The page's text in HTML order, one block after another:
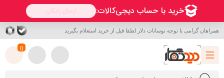
همراهان گرامی با توجه نوسانات دلار لطفا قبل از خرید استعلام بگیرید
0